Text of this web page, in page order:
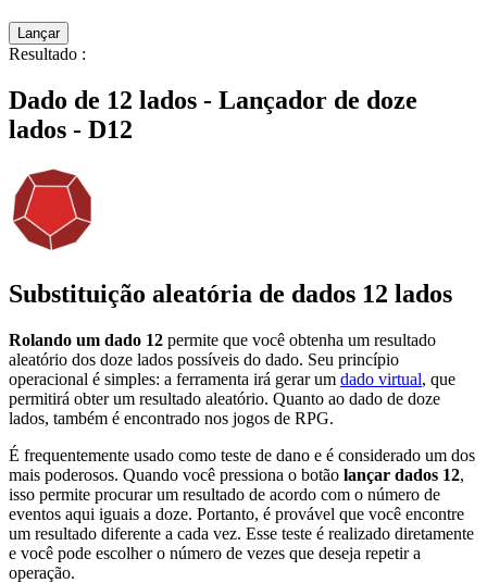
Lançar
Resultado :
Dado de 12 lados - Lançador de doze
lados - D12
Substituição aleatória de dados 12 lados
Rolando um dado 12 permite que você obtenha um resultado
aleatório dos doze lados possíveis do dado. Seu princípio
operacional é simples: a ferramenta irá gerar um dado virtual, que
permitirá obter um resultado aleatório. Quanto ao dado de doze
lados, também é encontrado nos jogos de RPG.
É frequentemente usado como teste de dano e é considerado um dos
mais poderosos. Quando você pressiona o botão lançar dados 12,
isso permite procurar um resultado de acordo com o número de
eventos aqui iguais a doze. Portanto, é provável que você encontre
um resultado diferente a cada vez. Esse teste é realizado diretamente
e você pode escolher o número de vezes que deseja repetir a
operação.